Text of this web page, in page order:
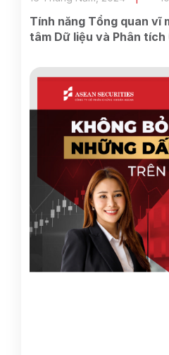
Tính năng Tổng quan vĩ
tâm Dữ liệu và Phân tích